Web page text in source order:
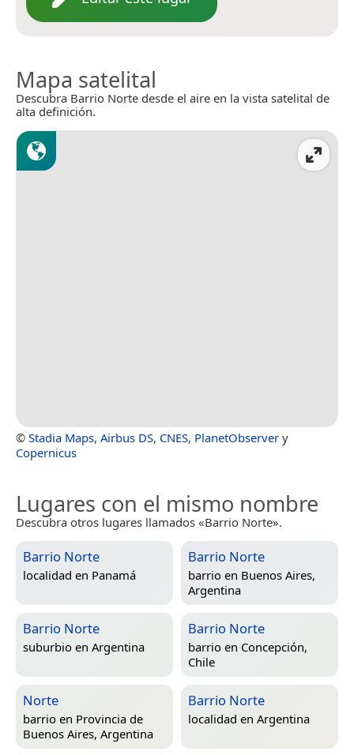
Mapa satelital
Descubra Barrio Norte desde el aire en la vista satelital de
alta definición.
© Stadia Maps, Airbus DS, CNES, PlanetObserver y
Copernicus
Lugares con el mismo nombre
Descubra otros lugares llamados «Barrio Norte».
Barrio Norte
localidad en Panamá
Barrio Norte
barrio en Buenos Aires,
Argentina
Barrio Norte
suburbio en Argentina
Barrio Norte
barrio en Concepción,
Chile
Norte
barrio en Provincia de
Buenos Aires, Argentina
Barrio Norte
localidad en Argentina